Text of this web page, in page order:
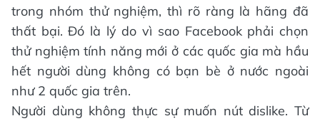
trong nhóm thử nghiệm, thì rõ ràng là hãng đã
thất bại. Đó là lý do vì sao Facebook phải chọn
thử nghiệm tính năng mới ở các quốc gia mà hầu
hết người dùng không có bạn bè ở nước ngoài
như 2 quốc gia trên.
Người dùng không thực sự muốn nút dislike. Từ